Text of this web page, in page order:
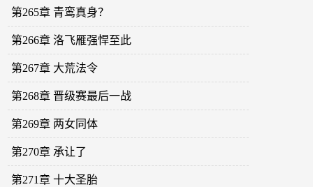
第265章 青鸾真身？
第266章 洛飞雁强悍至此
第267章 大荒法令
第268章 晋级赛最后一战
第269章 两女同体
第270章 承让了
第271章 十大圣胎